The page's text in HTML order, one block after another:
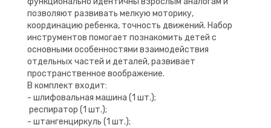
позволяют развивать мелкую моторику,
координацию ребенка, точность движений. Набор
инструментов помогает познакомить детей с
основными особенностями взаимодействия
отдельных частей и деталей, развивает
пространственное воображение.
В комплект входит:
- шлифовальная машина (1 шт.);
респиратор (1 шт.);
- штангенциркуль (1 шт.);